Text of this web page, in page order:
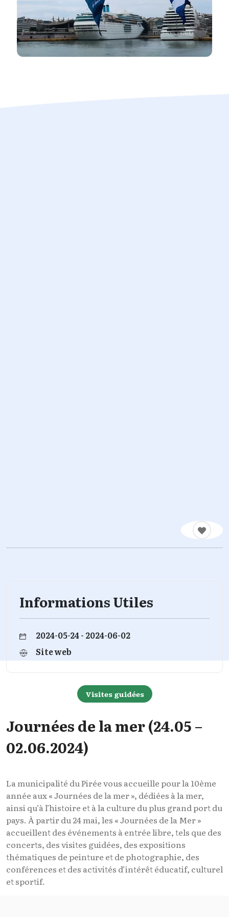
Informations Utiles
2024-05-24 - 2024-06-02
Site web
Visites guidées
Journées de la mer (24.05 –
02.06.2024)
La municipalité du Pirée vous accueille pour la 10ème
année aux « Journées de la mer », dédiées à la mer,
ainsi qu’à l’histoire et à la culture du plus grand port du
pays. À partir du 24 mai, les « Journées de la Mer »
accueillent des événements à entrée libre, tels que des
concerts, des visites guidées, des expositions
thématiques de peinture et de photographie, des
conférences et des activités d’intérêt éducatif, culturel
et sportif.